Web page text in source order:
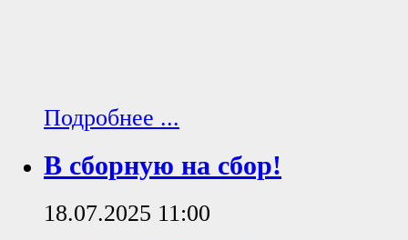
Подробнее ...
В сборную на сбор!
18.07.2025 11:00